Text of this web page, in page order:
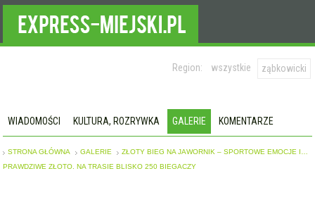
Region: wszystkie ząbkowicki
WIADOMOŚCI KULTURA, ROZRYWKA GALERIE KOMENTARZE
STRONA GŁÓWNA GALERIE
ZŁOTY BIEG NA JAWORNIK – SPORTOWE EMOCJE I…
PRAWDZIWE ZŁOTO. NA TRASIE BLISKO 250 BIEGACZY